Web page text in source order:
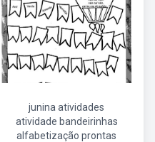
junina atividades
atividade bandeirinhas
alfabetização prontas